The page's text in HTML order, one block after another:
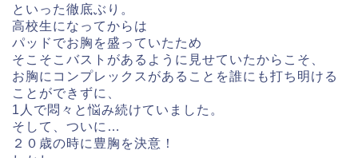
といった徹底ぶり。
高校生になってからは
パッドでお胸を盛っていたため
そこそこバストがあるように見せていたからこそ、
お胸にコンプレックスがあることを誰にも打ち明ける
ことができずに、
1人で悶々と悩み続けていました。
そして、ついに…
２０歳の時に豊胸を決意！